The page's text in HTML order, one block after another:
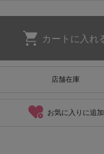
店舗在庫
お気に入りに追加